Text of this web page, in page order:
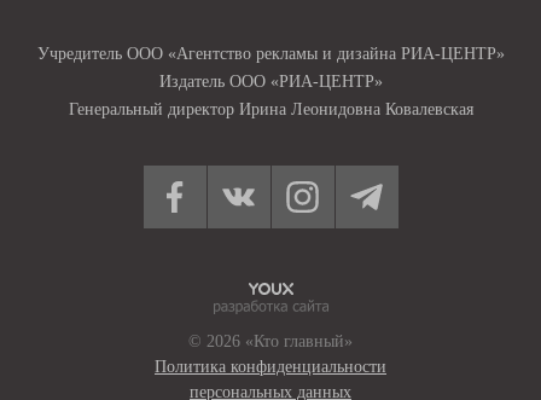
Учредитель ООО «Агентство рекламы и дизайна РИА-ЦЕНТР»
Издатель ООО «РИА-ЦЕНТР»
Генеральный директор Ирина Леонидовна Ковалевская
© 2026 «Кто главный»
Политика конфиденциальности
персональных данных